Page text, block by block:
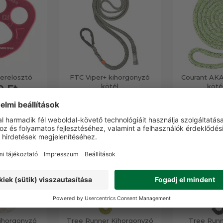
Ft
FTC Viper+ kihorgonyzó
kötél
Courant
Tree Runner Kihorgonyzó
Tree